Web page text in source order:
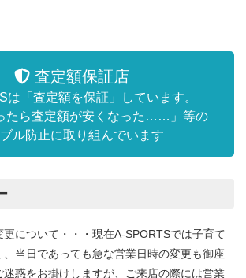
査定額保証店
は「査定額を保証」しています。
たら査定額が安くなった……」等の
ブル防止に取り組んでいます
について・・・現在A-SPORTSでは子育て
当日であっても急な営業日時の変更も御座
迷惑をお掛けしますが、ご来店の際には営業